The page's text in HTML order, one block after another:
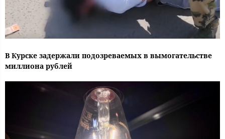
В Курске задержали подозреваемых в вымогательстве
миллиона рублей